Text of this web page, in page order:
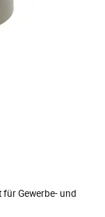
Gewerbe- und